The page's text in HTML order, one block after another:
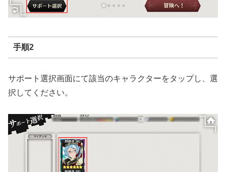
手順2
サポート選択画面にて該当のキャラクターをタップし、選
択してください。